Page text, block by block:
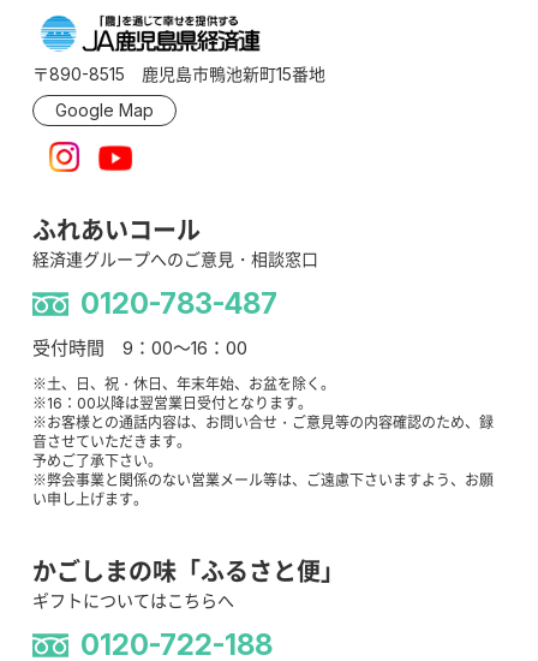
〒890-8515 鹿児島市鴨池新町15番地
Google Map
ふれあいコール
経済連グループへのご意見・相談窓口
0120-783-487
受付時間 9：00～16：00
※土、日、祝・休日、年末年始、お盆を除く。
※16：00以降は翌営業日受付となります。
※お客様との通話内容は、お問い合せ・ご意見等の内容確認のため、録
音させていただきます。
予めご了承下さい。
※弊会事業と関係のない営業メール等は、ご遠慮下さいますよう、お願
い申し上げます。
かごしまの味「ふるさと便」
ギフトについてはこちらへ
0120-722-188